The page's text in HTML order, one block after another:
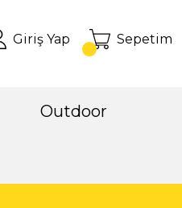
Giriş Yap Sepetim
Outdoor